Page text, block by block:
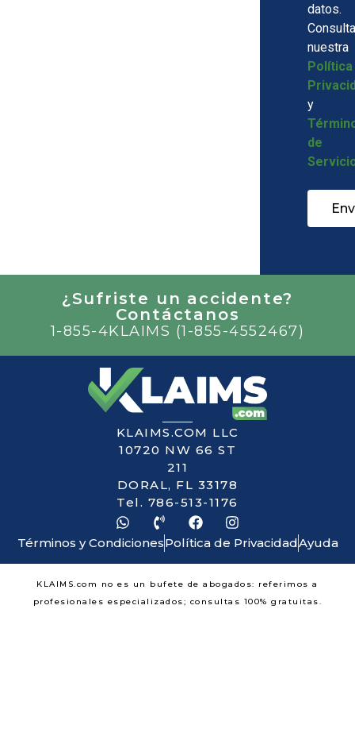
datos.
Consulta
nuestra
Política
y
de
¿Sufriste un accidente?
Contáctanos
1-855-4KLAIMS (1-855-4552467)
KLAIMS.COM LLC
10720 NW 66 ST
211
DORAL, FL 33178
Tel. 786-513-1176
Términos y CondicionesPolítica de PrivacidadAyuda
KLAIMS.com no es un bufete de abogados: referimos a
profesionales especializados; consultas 100% gratuitas.